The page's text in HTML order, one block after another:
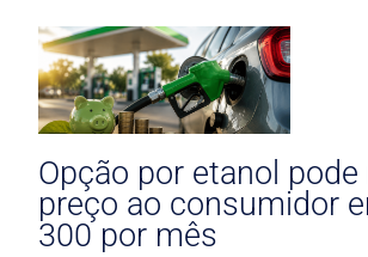
Opção por etanol pode
preço ao consumidor
300 por mês